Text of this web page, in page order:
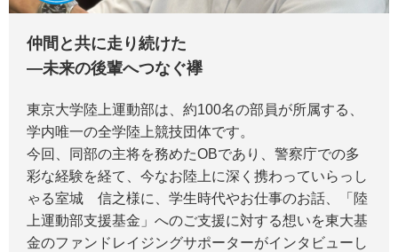
仲間と共に走り続けた
―未来の後輩へつなぐ襷
東京大学陸上運動部は、約100名の部員が所属する、
学内唯一の全学陸上競技団体です。
今回、同部の主将を務めたOBであり、警察庁での多
彩な経験を経て、今なお陸上に深く携わっていらっし
ゃる室城 信之様に、学生時代やお仕事のお話、「陸
上運動部支援基金」へのご支援に対する想いを東大基
金のファンドレイジングサポーターがインタビューし